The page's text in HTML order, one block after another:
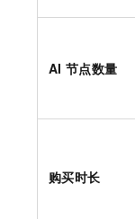
AI 节点数量
购买时长